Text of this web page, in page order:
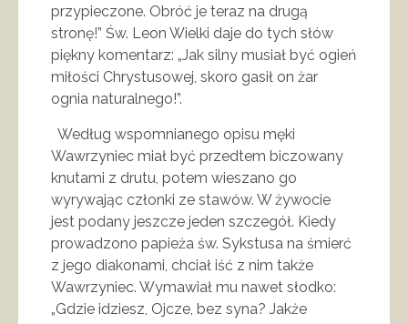
przypieczone. Obróć je teraz na drugą
stronę!” Św. Leon Wielki daje do tych słów
piękny komentarz: „Jak silny musiał być ogień
miłości Chrystusowej, skoro gasił on żar
ognia naturalnego!”.
Według wspomnianego opisu męki
Wawrzyniec miał być przedtem biczowany
knutami z drutu, potem wieszano go
wyrywając członki ze stawów. W żywocie
jest podany jeszcze jeden szczegół. Kiedy
prowadzono papieża św. Sykstusa na śmierć
z jego diakonami, chciał iść z nim także
Wawrzyniec. Wymawiał mu nawet słodko:
„Gdzie idziesz, Ojcze, bez syna? Jakże